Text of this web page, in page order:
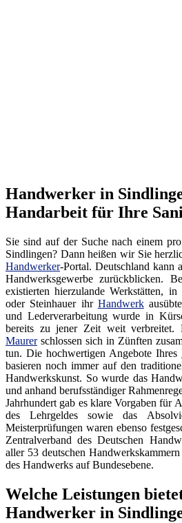
Handwerker in
Handarbeit für Ihre
Sie sind auf der Suche nach einem
Sindlingen? Dann heißen wir Sie
Handwerker-Portal. Deutschland kann
Handwerksgewerbe zurückblicken.
existierten hierzulande Werkstätten, in
oder Steinhauer ihr Handwerk
und Lederverarbeitung wurde in
bereits zu jener Zeit weit verbreitet.
Maurerschlossen sich in Zünften
tun. Die hochwertigen Angebote Ihres
basieren noch immer auf den
Handwerkskunst. So wurde das
und anhand berufsständiger
Jahrhundert gab es klare Vorgaben für
des Lehrgeldes sowie das
Meisterprüfungen waren ebenso
Zentralverband des Deutschen
aller 53 deutschen
des Handwerks auf Bundesebene.
Welche Leistungen
Handwerker in